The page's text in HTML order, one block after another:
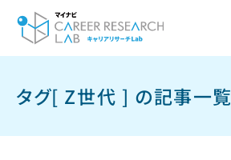
タグ[ Z世代 ] の記事一覧